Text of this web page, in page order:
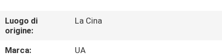
CIRCA
NOI
Luogo di
origine:
La Cina
Marca:
UA